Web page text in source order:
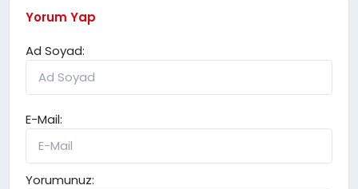
Yorum Yap
Ad Soyad:
E-Mail:
Yorumunuz: